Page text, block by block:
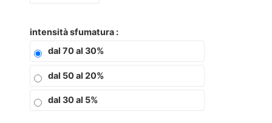
intensità sfumatura
dal 70 al 30%
dal 50 al 20%
dal 30 al 5%